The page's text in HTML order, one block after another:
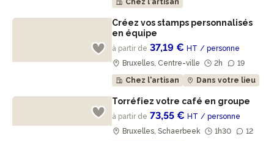
Chez l'artisan
Créez vos stamps personnalisés
en équipe
à partir de 37,19 €HT / personne
Bruxelles, Centre-ville
2h
19
Chez l'artisan
Dans votre lieu
Torréfiez votre café en groupe
à partir de 73,55 €HT / personne
Bruxelles, Schaerbeek
1h30
12